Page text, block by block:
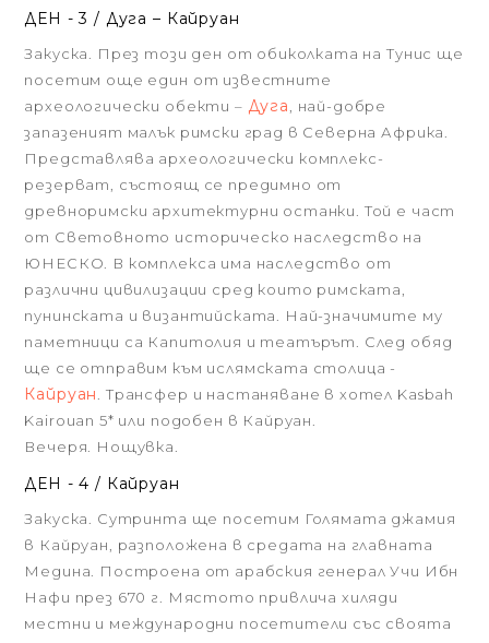
ДЕН - 3 / Дуга – Кайруан
Закуска. През този ден от обиколката на Тунис ще
посетим още един от известните
археологически обекти – Дуга
, най-добре
запазеният малък римски град в Северна Африка.
Представлява археологически комплекс-
резерват, състоящ се предимно от
древноримски архитектурни останки. Той е част
от Световното историческо наследство на
ЮНЕСКО. В комплекса има наследство от
различни цивилизации сред които римската,
пунинската и византийската. Най-значимите му
паметници са Капитолия и театърът. След обяд
ще се отправим към ислямската столица -
Кайруан
. Трансфер и настаняване в хотел Kasbah
Kairouan 5* или подобен в Кайруан.
Вечеря. Нощувка.
ДЕН - 4 / Кайруан
Закуска. Сутринта ще посетим Голямата джамия
в Кайруан, разположена в средата на главната
Медина. Построена от арабския генерал Учи Ибн
Нафи през 670 г. Мястото привлича хиляди
местни и международни посетители със своята